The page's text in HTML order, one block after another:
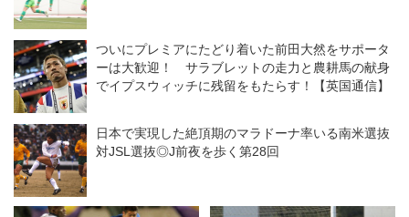
ついにプレミアにたどり着いた前田大然をサポータ
ーは大歓迎！ サラブレットの走力と農耕馬の献身
でイプスウィッチに残留をもたらす！【英国通信】
日本で実現した絶頂期のマラドーナ率いる南米選抜
対JSL選抜◎J前夜を歩く第28回